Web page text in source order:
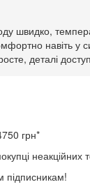
швидко,
навіть у
деталі
грн*
неакційних
підписникам!